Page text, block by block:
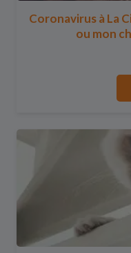
Coronavirus à La
ou mon